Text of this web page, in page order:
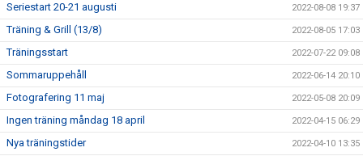
Seriestart 20-21 augusti 2022-08-08 19:37
Träning & Grill (13/8) 2022-08-05 17:03
Träningsstart 2022-07-22 09:08
Sommaruppehåll 2022-06-14 20:10
Fotografering 11 maj 2022-05-08 20:09
Ingen träning måndag 18 april 2022-04-15 06:29
Nya träningstider 2022-04-10 13:35